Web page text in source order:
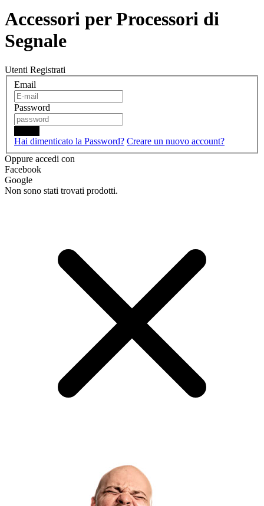
Accessori per Processori di
Segnale
Utenti Registrati
Email
Password
Hai dimenticato la Password? Creare un nuovo account?
Oppure accedi con
Facebook
Google
Non sono stati trovati prodotti.